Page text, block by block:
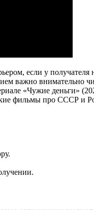
если у
важно внимательно
«Чужие деньги»
фильмы про СССР и